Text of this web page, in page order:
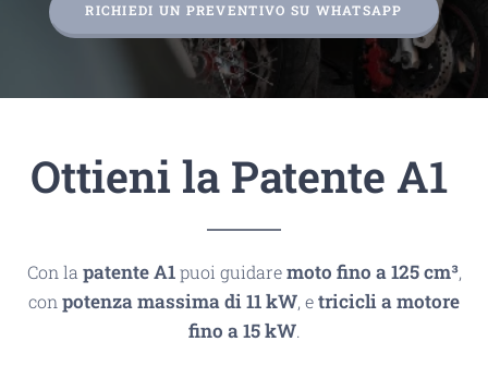
RICHIEDI UN PREVENTIVO SU WHATSAPP
Ottieni la Patente A1
Con la patente A1puoi guidaremoto fino a 125 cm³,
con potenza massima di 11 kW, etricicli a motore
fino a 15 kW.